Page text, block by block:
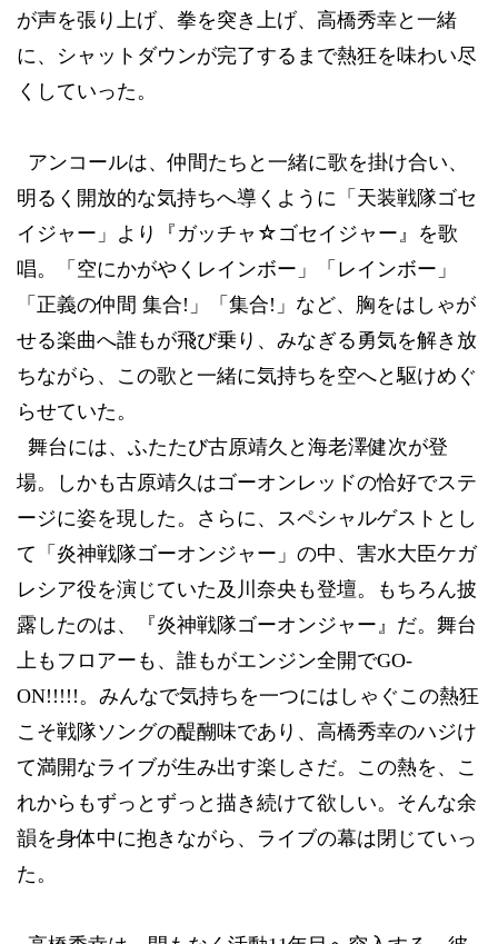
が声を張り上げ、拳を突き上げ、高橋秀幸と一緒
に、シャットダウンが完了するまで熱狂を味わい尽
くしていった。
アンコールは、仲間たちと一緒に歌を掛け合い、
明るく開放的な気持ちへ導くように「天装戦隊ゴセ
イジャー」より『ガッチャ ☆ ゴセイジャー』を歌
唱。「空にかがやくレインボー」「レインボー」
「正義の仲間 集合! 」「集合! 」など、胸をはしゃが
せる楽曲へ誰もが飛び乗り、みなぎる勇気を解き放
ちながら、この歌と一緒に気持ちを空へと駆けめぐ
らせていた。
舞台には、ふたたび古原靖久と海老澤健次が登
場。しかも古原靖久はゴーオンレッドの恰好でステ
ージに姿を現した。さらに、スペシャルゲストとし
て「炎神戦隊ゴーオンジャー」の中、害水大臣ケガ
レシア役を演じていた及川奈央も登壇。もちろん披
露したのは、『炎神戦隊ゴーオンジャー』だ。舞台
上もフロアーも、誰もがエンジン全開でGO-
ON!!!!!。みんなで気持ちを一つにはしゃぐこの熱狂
こそ戦隊ソングの醍醐味であり、高橋秀幸のハジけ
て満開なライブが生み出す楽しさだ。この熱を、こ
れからもずっとずっと描き続けて欲しい。そんな余
韻を身体中に抱きながら、ライブの幕は閉じていっ
た。